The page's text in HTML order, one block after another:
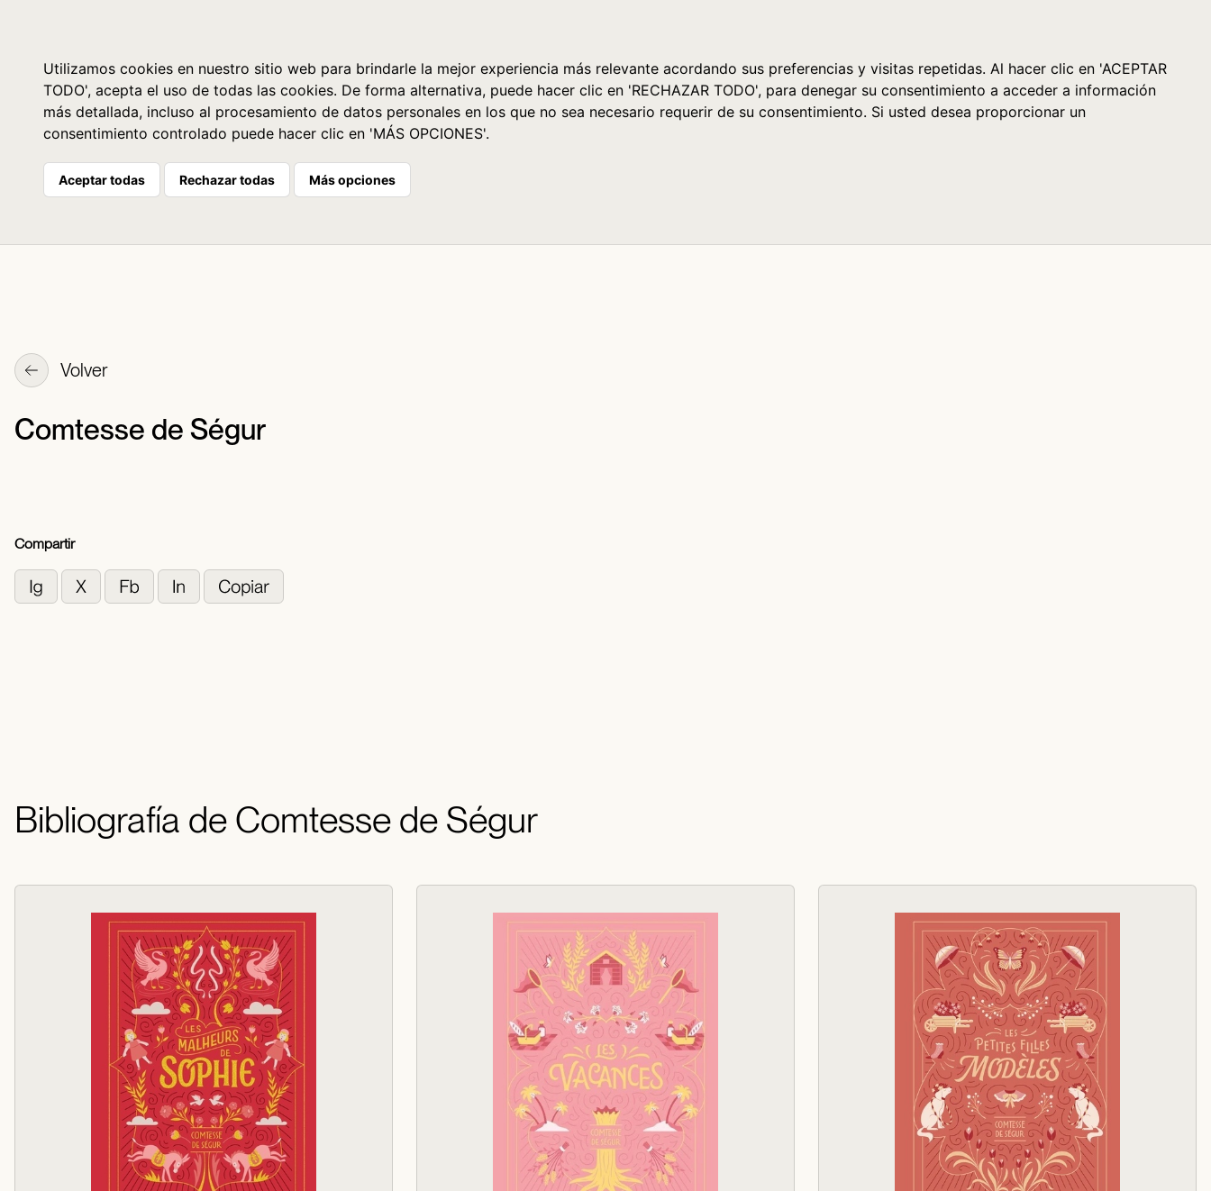
Utilizamos cookies en nuestro sitio web para brindarle la mejor experiencia más relevante acordando sus preferencias y visitas repetidas. Al hacer clic en 'ACEPTAR
TODO', acepta el uso de todas las cookies. De forma alternativa, puede hacer clic en 'RECHAZAR TODO', para denegar su consentimiento a acceder a información
más detallada, incluso al procesamiento de datos personales en los que no sea necesario requerir de su consentimiento. Si usted desea proporcionar un
consentimiento controlado puede hacer clic en 'MÁS OPCIONES'.
Aceptar todas Rechazar todas Más opciones
Volver
Comtesse de Ségur
Compartir
Bibliografía de Comtesse de Ségur